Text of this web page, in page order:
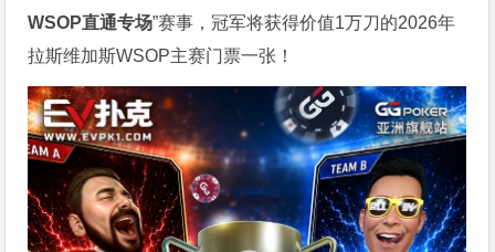
WSOP直通专场”赛事，冠军将获得价值1万刀的2026年
拉斯维加斯WSOP主赛门票一张！